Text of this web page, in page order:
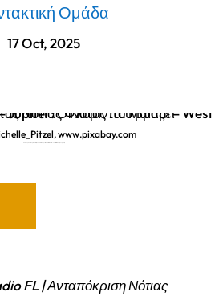
Ομάδα
17 Oct, 2025
www.pixabay.com
FL | Ανταπόκριση Νότιας